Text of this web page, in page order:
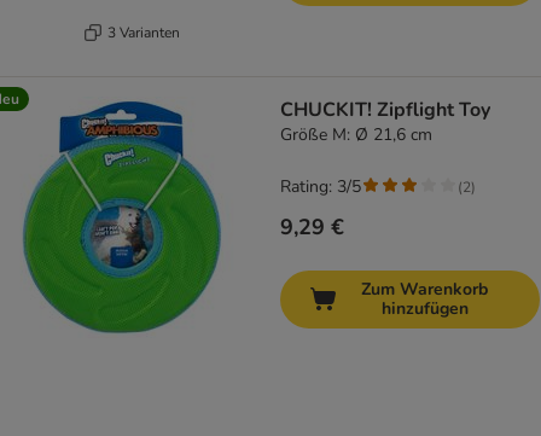
3 Varianten
CHUCKIT! Zipflight Toy
Größe M: Ø 21,6 cm
9,29 €
Rating: 3/5 (2)
Zum Warenkorb
hinzufügen